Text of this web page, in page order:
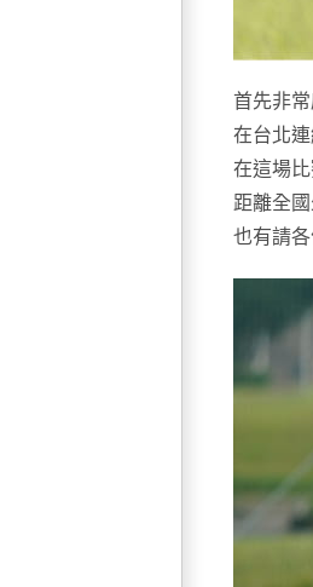
首先非
在台北
在這場
距離全
也有請